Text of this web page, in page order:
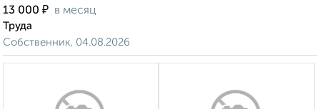
13 000 ₽ в месяц
Труда
Собственник, 04.08.2026